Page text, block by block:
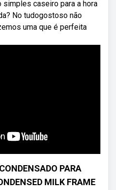
caseiro para a hora
No tudogostoso não
uma que é perfeita
PARA
MILK FRAME